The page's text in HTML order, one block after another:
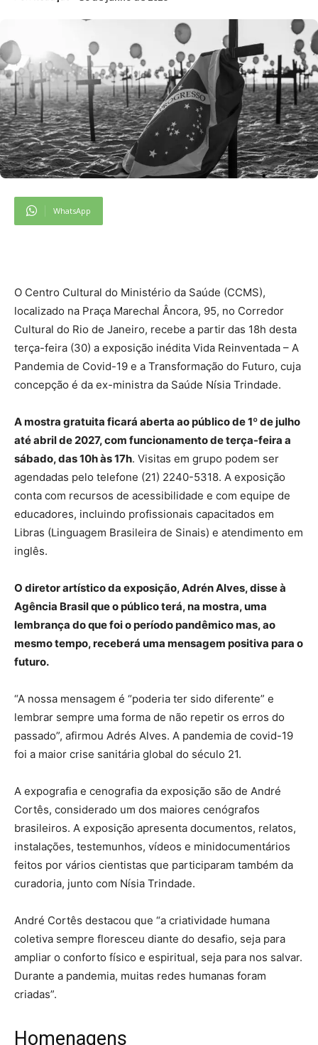
WhatsApp
O Centro Cultural do Ministério da Saúde (CCMS),
localizado na Praça Marechal Âncora, 95, no Corredor
Cultural do Rio de Janeiro, recebe a partir das 18h desta
terça-feira (30) a exposição inédita Vida Reinventada – A
Pandemia de Covid-19 e a Transformação do Futuro, cuja
concepção é da ex-ministra da Saúde Nísia Trindade.
A mostra gratuita ficará aberta ao público de 1º de julho
até abril de 2027, com funcionamento de terça-feira a
sábado, das 10h às 17h. Visitas em grupo podem ser
agendadas pelo telefone (21) 2240-5318. A exposição
conta com recursos de acessibilidade e com equipe de
educadores, incluindo profissionais capacitados em
Libras (Linguagem Brasileira de Sinais) e atendimento em
inglês.
O diretor artístico da exposição, Adrén Alves, disse à
Agência Brasil que o público terá, na mostra, uma
lembrança do que foi o período pandêmico mas, ao
mesmo tempo, receberá uma mensagem positiva para o
futuro.
“A nossa mensagem é “poderia ter sido diferente” e
lembrar sempre uma forma de não repetir os erros do
passado”, afirmou Adrés Alves. A pandemia de covid-19
foi a maior crise sanitária global do século 21.
A expografia e cenografia da exposição são de André
Cortês, considerado um dos maiores cenógrafos
brasileiros. A exposição apresenta documentos, relatos,
instalações, testemunhos, vídeos e minidocumentários
feitos por vários cientistas que participaram também da
curadoria, junto com Nísia Trindade.
André Cortês destacou que “a criatividade humana
coletiva sempre floresceu diante do desafio, seja para
ampliar o conforto físico e espiritual, seja para nos salvar.
Durante a pandemia, muitas redes humanas foram
criadas”.
Homenagens